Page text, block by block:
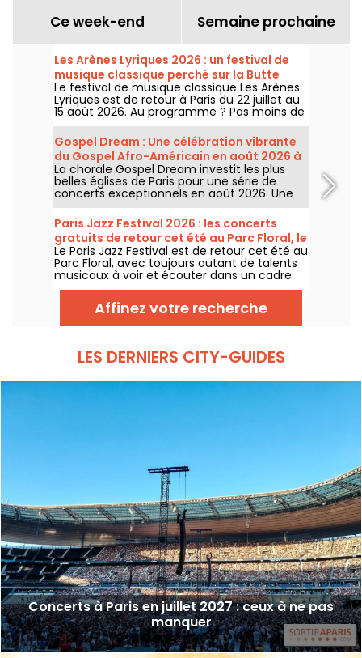
Ce week-end Semaine prochaine
Les Arènes Lyriques 2026 : un festival de
musique classique perché sur la Butte
Montmartre
Le festival de musique classique Les Arènes
Lyriques est de retour à Paris du 22 juillet au
15 août 2026. Au programme ? Pas moins de
16 concerts donnés au sein des Arènes de
Montmartre, un cadre idyllique pour écouter
les grands classiques.
Gospel Dream : Une célébration vibrante
du Gospel Afro-Américain en août 2026 à
Paris
La chorale Gospel Dream investit les plus
belles églises de Paris pour une série de
concerts exceptionnels en août 2026. Une
expérience musicale unique qui célèbre
l'espoir, l'unité et la résilience à travers les
chants authentiques de l'Église Afro-
Américaine.
Paris Jazz Festival 2026 : les concerts
gratuits de retour cet été au Parc Floral, le
programme
Le Paris Jazz Festival est de retour cet été au
Parc Floral, avec toujours autant de talents
musicaux à voir et écouter dans un cadre
bucolique. Voici le programme des concerts
gratuits à découvrir du 24 juin au 6
septembre 2026 !
Affinez votre recherche
LES DERNIERS CITY-GUIDES
Concerts à Paris en juillet 2027 : ceux à ne pas
manquer